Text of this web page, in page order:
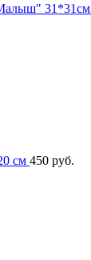
31*31см
см 450 руб.